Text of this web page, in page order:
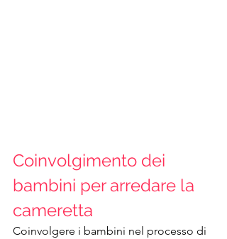
Coinvolgimento dei
bambini per arredare la
cameretta
Coinvolgere i bambini nel processo di